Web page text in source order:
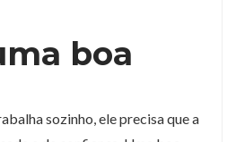
boa
sozinho, ele precisa que a